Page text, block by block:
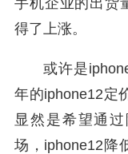
手机企业的出货
得了上涨。
或许是
年的iphone12定
显然是希望通
场，iphone12降